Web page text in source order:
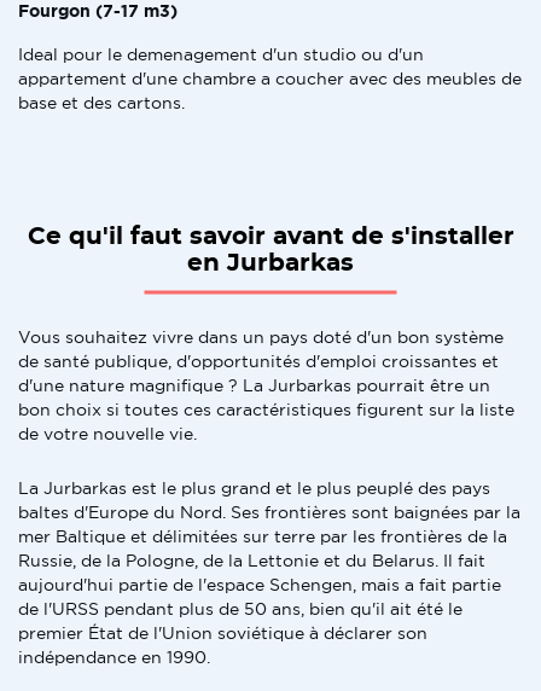
Fourgon (7-17 m3)
Ideal pour le demenagement d'un studio ou d'un
appartement d'une chambre a coucher avec des meubles de
base et des cartons.
Ce qu'il faut savoir avant de s'installer
en Jurbarkas
Vous souhaitez vivre dans un pays doté d'un bon système
de santé publique, d'opportunités d'emploi croissantes et
d'une nature magnifique ? La Jurbarkas pourrait être un
bon choix si toutes ces caractéristiques figurent sur la liste
de votre nouvelle vie.
La Jurbarkas est le plus grand et le plus peuplé des pays
baltes d'Europe du Nord. Ses frontières sont baignées par la
mer Baltique et délimitées sur terre par les frontières de la
Russie, de la Pologne, de la Lettonie et du Belarus. Il fait
aujourd'hui partie de l'espace Schengen, mais a fait partie
de l'URSS pendant plus de 50 ans, bien qu'il ait été le
premier État de l'Union soviétique à déclarer son
indépendance en 1990.